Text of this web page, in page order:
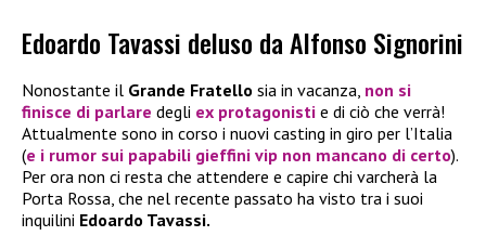
Edoardo Tavassi deluso da Alfonso Signorini
Nonostante il Grande Fratello sia in vacanza, non si
finisce di parlare degli ex protagonisti e di ciò che verrà!
Attualmente sono in corso i nuovi casting in giro per l’Italia
(e i rumor sui papabili gieffini vip non mancano di certo).
Per ora non ci resta che attendere e capire chi varcherà la
Porta Rossa, che nel recente passato ha visto tra i suoi
inquilini Edoardo Tavassi.